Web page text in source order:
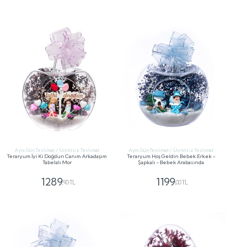
Aynı Gün Teslimat / Ücretsiz Teslimat
Teraryum İyi Ki Doğdun Canım Arkadaşım
Tabelalı Mor
1289,90 TL
Aynı Gün Teslimat / Ücretsiz Teslimat
Teraryum Hoş Geldin Bebek Erkek -
Şapkalı - Bebek Arabasında
1199,00 TL